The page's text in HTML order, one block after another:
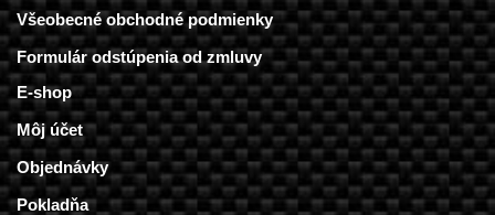
Všeobecné obchodné podmienky
Formulár odstúpenia od zmluvy
E-shop
Môj účet
Objednávky
Pokladňa